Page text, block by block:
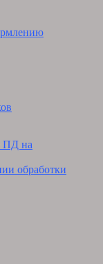
ПД на
обработки